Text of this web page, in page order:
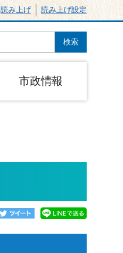
読み上げ 読み上げ設定
市政情報